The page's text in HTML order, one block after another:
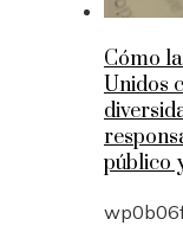
Cómo
Unidos
público